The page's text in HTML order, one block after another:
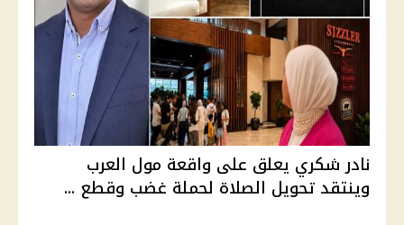
نادر شكري يعلق على واقعة مول العرب
وينتقد تحويل الصلاة لحملة غضب وقطع ...